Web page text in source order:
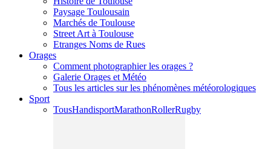
Paysage Toulousain
Marchés de Toulouse
Street Art à Toulouse
Etranges Noms de Rues
Orages
Comment photographier les orages ?
Galerie Orages et Météo
Tous les articles sur les phénomènes météorologiques
Sport
TousHandisportMarathonRollerRugby